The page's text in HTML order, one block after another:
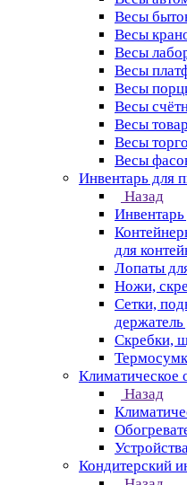
Весы
Весы
Весы
Весы
Весы
Весы
Весы
Весы
Весы
Инвентарь для
Назад
для
Лопаты
Ножи,
Сетки,
Скребки,
Климатическое
Назад
Кондитерский